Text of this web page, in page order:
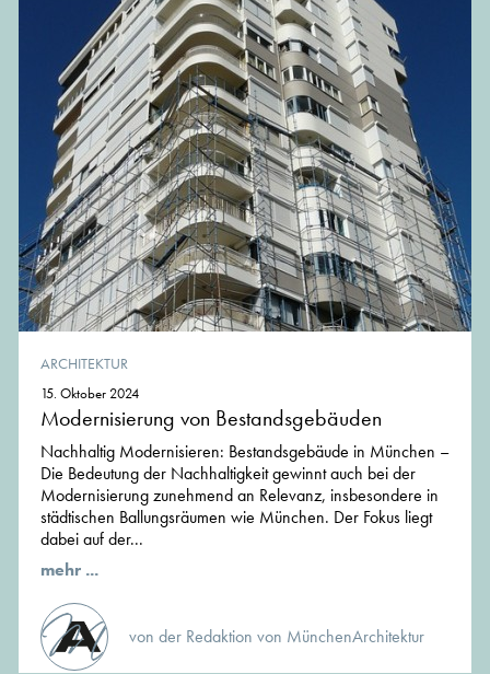
ARCHITEKTUR
15. Oktober 2024
Modernisierung von Bestandsgebäuden
Nachhaltig Modernisieren: Bestandsgebäude in München –
Die Bedeutung der Nachhaltigkeit gewinnt auch bei der
Modernisierung zunehmend an Relevanz, insbesondere in
städtischen Ballungsräumen wie München. Der Fokus liegt
dabei auf der...
mehr ...
von der Redaktion von MünchenArchitektur